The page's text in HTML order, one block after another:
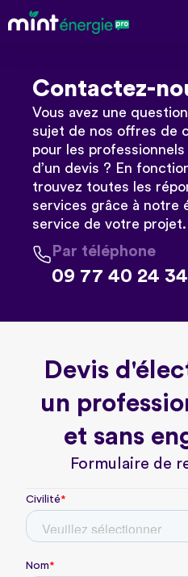
Contactez-
Vous avez une
sujet de nos offres de
pour les professionnels
d’un devis ? En
trouvez toutes les
services grâce à notre
service de votre projet.
Par téléphone
09 77 40 24 34
Devis
un
et sans
Formulaire de